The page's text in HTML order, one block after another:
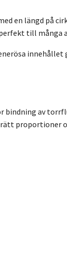
en längd på
till många
bindning av
proportioner